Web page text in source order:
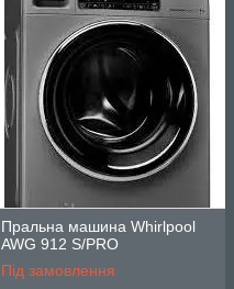
Пральна машина Whirlpool
AWG 912 S/PRO
Під замовлення